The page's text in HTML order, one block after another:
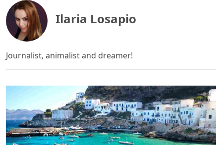
Ilaria Losapio
Journalist, animalist and dreamer!